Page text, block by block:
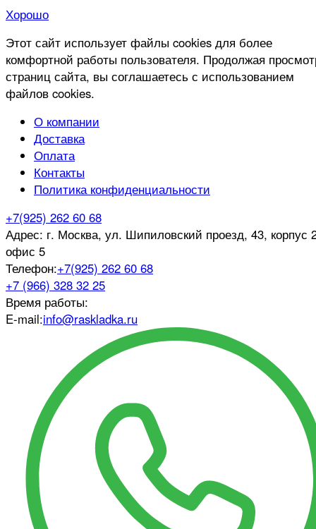
Хорошо
Этот сайт использует файлы cookies для более
комфортной работы пользователя. Продолжая
страниц сайта, вы соглашаетесь с использованием
файлов cookies.
О компании
Доставка
Оплата
Контакты
Политика конфиденциальности
+7(925) 262 60 68
Адрес: г. Москва, ул. Шипиловский проезд, 43, корпус
офис 5
Телефон:+7(925) 262 60 68
+7 (966) 328 32 25
Время работы:
E-mail:info@raskladka.ru